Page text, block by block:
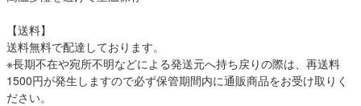
【送料】
送料無料で配達しております。
※長期不在や宛所不明などによる発送元へ持ち戻りの際は、再送料
1500円が発生しますので必ず保管期間内に通販商品をお受け取りく
ださい。